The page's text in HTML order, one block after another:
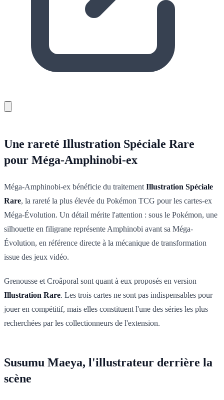
Une rareté Illustration Spéciale Rare
pour Méga-Amphinobi-ex
Méga-Amphinobi-ex bénéficie du traitement Illustration Spéciale
Rare, la rareté la plus élevée du Pokémon TCG pour les cartes-ex
Méga-Évolution. Un détail mérite l'attention : sous le Pokémon, une
silhouette en filigrane représente Amphinobi avant sa Méga-
Évolution, en référence directe à la mécanique de transformation
issue des jeux vidéo.
Grenousse et Croâporal sont quant à eux proposés en version
Illustration Rare. Les trois cartes ne sont pas indispensables pour
jouer en compétitif, mais elles constituent l'une des séries les plus
recherchées par les collectionneurs de l'extension.
Susumu Maeya, l'illustrateur derrière la
scène